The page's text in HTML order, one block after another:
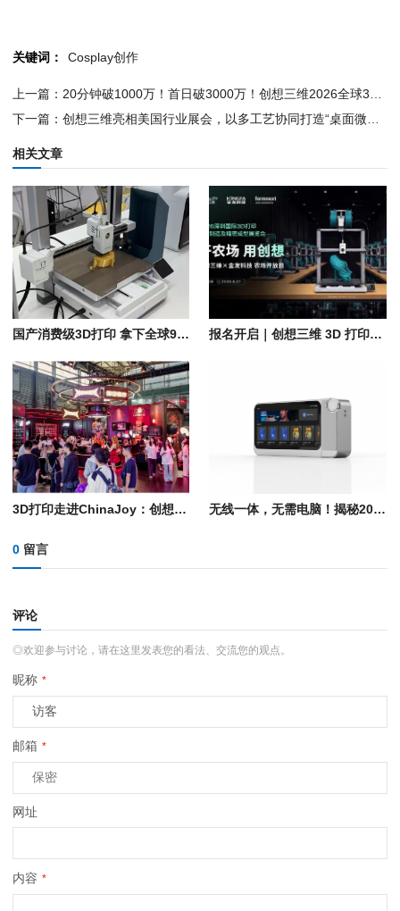
关键词： Cosplay创作
上一篇：20分钟破1000万！首日破3000万！创想三维2026全球3D打印类目众筹王者！AI+生态双向助推，3D打印布道者重新定义3D打印生态！
下一篇：创想三维亮相美国行业展会，以多工艺协同打造“桌面微型工厂”
相关文章
国产消费级3D打印 拿下全球9成份额 报名开启｜创想三维 3D 打印农场开放日落地深圳，共寻农场盈利解法
3D打印走进ChinaJoy：创想三维跨界5大品牌，释放AI造物新体验 无线一体，无需电脑！揭秘2026金砖大赛之第三届3D数字化内容设计创作赛项官方指定赛项任务工具Toucan
0 留言
评论
◎欢迎参与讨论，请在这里发表您的看法、交流您的观点。
昵称 *
邮箱 *
网址
内容 *